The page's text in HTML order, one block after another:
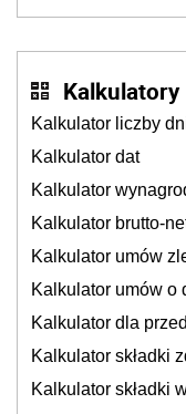
Kalkulatory
Kalkulator liczby
Kalkulator dat
Kalkulator
Kalkulator brutto-
Kalkulator umów
Kalkulator umów o
Kalkulator dla
Kalkulator składki
Kalkulator składki